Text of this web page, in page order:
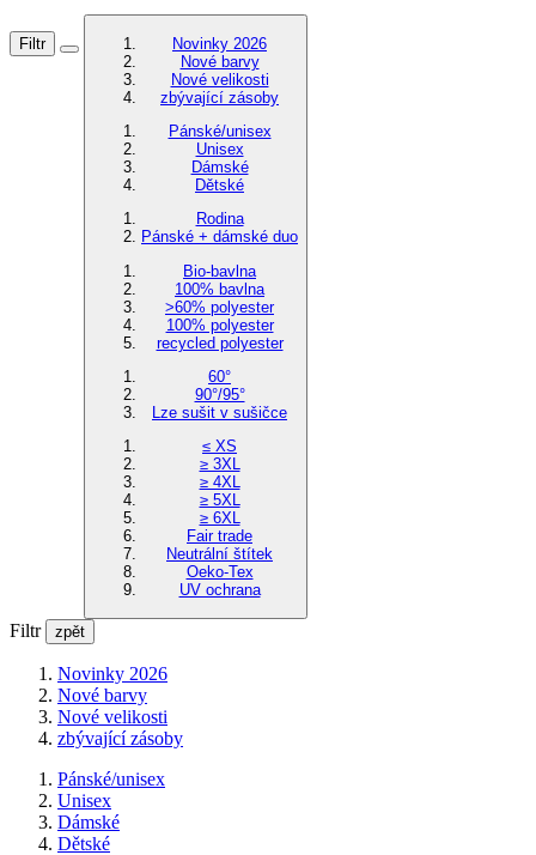
Filtr
Novinky 2026
Nové barvy
Nové velikosti
zbývající zásoby
Pánské/unisex
Unisex
Dámské
Dětské
Rodina
Pánské + dámské duo
Bio-bavlna
100% bavlna
>60% polyester
100% polyester
recycled polyester
60°
90°/95°
Lze sušit v sušičce
≤ XS
≥ 3XL
≥ 4XL
≥ 5XL
≥ 6XL
Fair trade
Neutrální štítek
Oeko-Tex
UV ochrana
Filtr zpět
Novinky 2026
Nové barvy
Nové velikosti
zbývající zásoby
Pánské/unisex
Unisex
Dámské
Dětské